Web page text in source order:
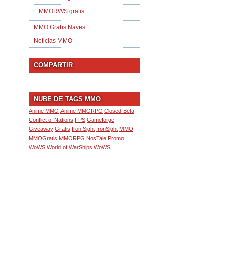
MMORWS gratis
MMO Gratis Naves
Noticias MMO
COMPARTIR
NUBE DE TAGS MMO
Anime MMO Anime MMORPG Closed Beta
Conflict of Nations FPS Gameforge
Giveaway Gratis Iron Sight IronSight MMO
MMOGratis MMORPG NosTale Promo
WoWS World of WarShips WoWS